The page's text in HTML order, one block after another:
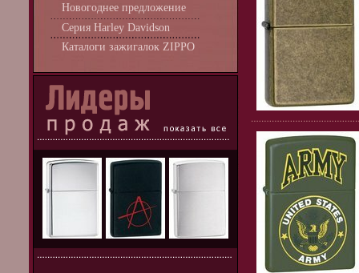
Новогоднее предложение
Серия Harley Davidson
Каталоги зажигалок ZIPPO